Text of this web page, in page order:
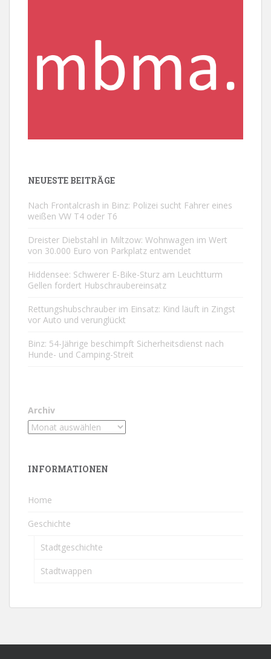
NEUESTE BEITRÄGE
Nach Frontalcrash in Binz: Polizei sucht Fahrer eines
weißen VW T4 oder T6
Dreister Diebstahl in Miltzow: Wohnwagen im Wert
von 30.000 Euro von Parkplatz entwendet
Hiddensee: Schwerer E-Bike-Sturz am Leuchtturm
Gellen fordert Hubschraubereinsatz
Rettungshubschrauber im Einsatz: Kind läuft in Zingst
vor Auto und verunglückt
Binz: 54-Jährige beschimpft Sicherheitsdienst nach
Hunde- und Camping-Streit
Archiv
INFORMATIONEN
Home
Geschichte
Stadtgeschichte
Stadtwappen